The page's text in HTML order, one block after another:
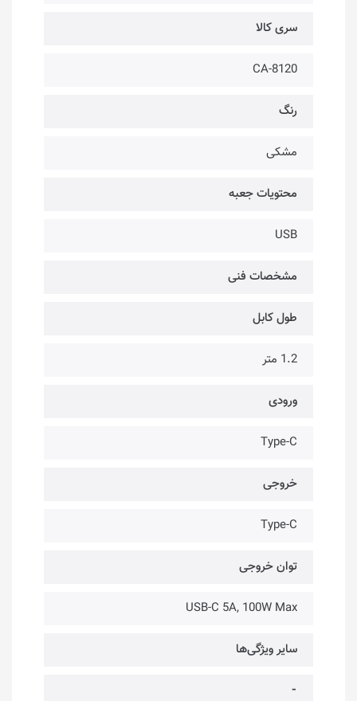
سری کالا
CA-8120
رنگ
مشکی
محتویات جعبه
USB
مشخصات فنی
طول کابل
1.2 متر
ورودی
Type-C
خروجی
Type-C
توان خروجی
USB-C 5A, 100W Max
سایر ویژگی‌ها
⁃